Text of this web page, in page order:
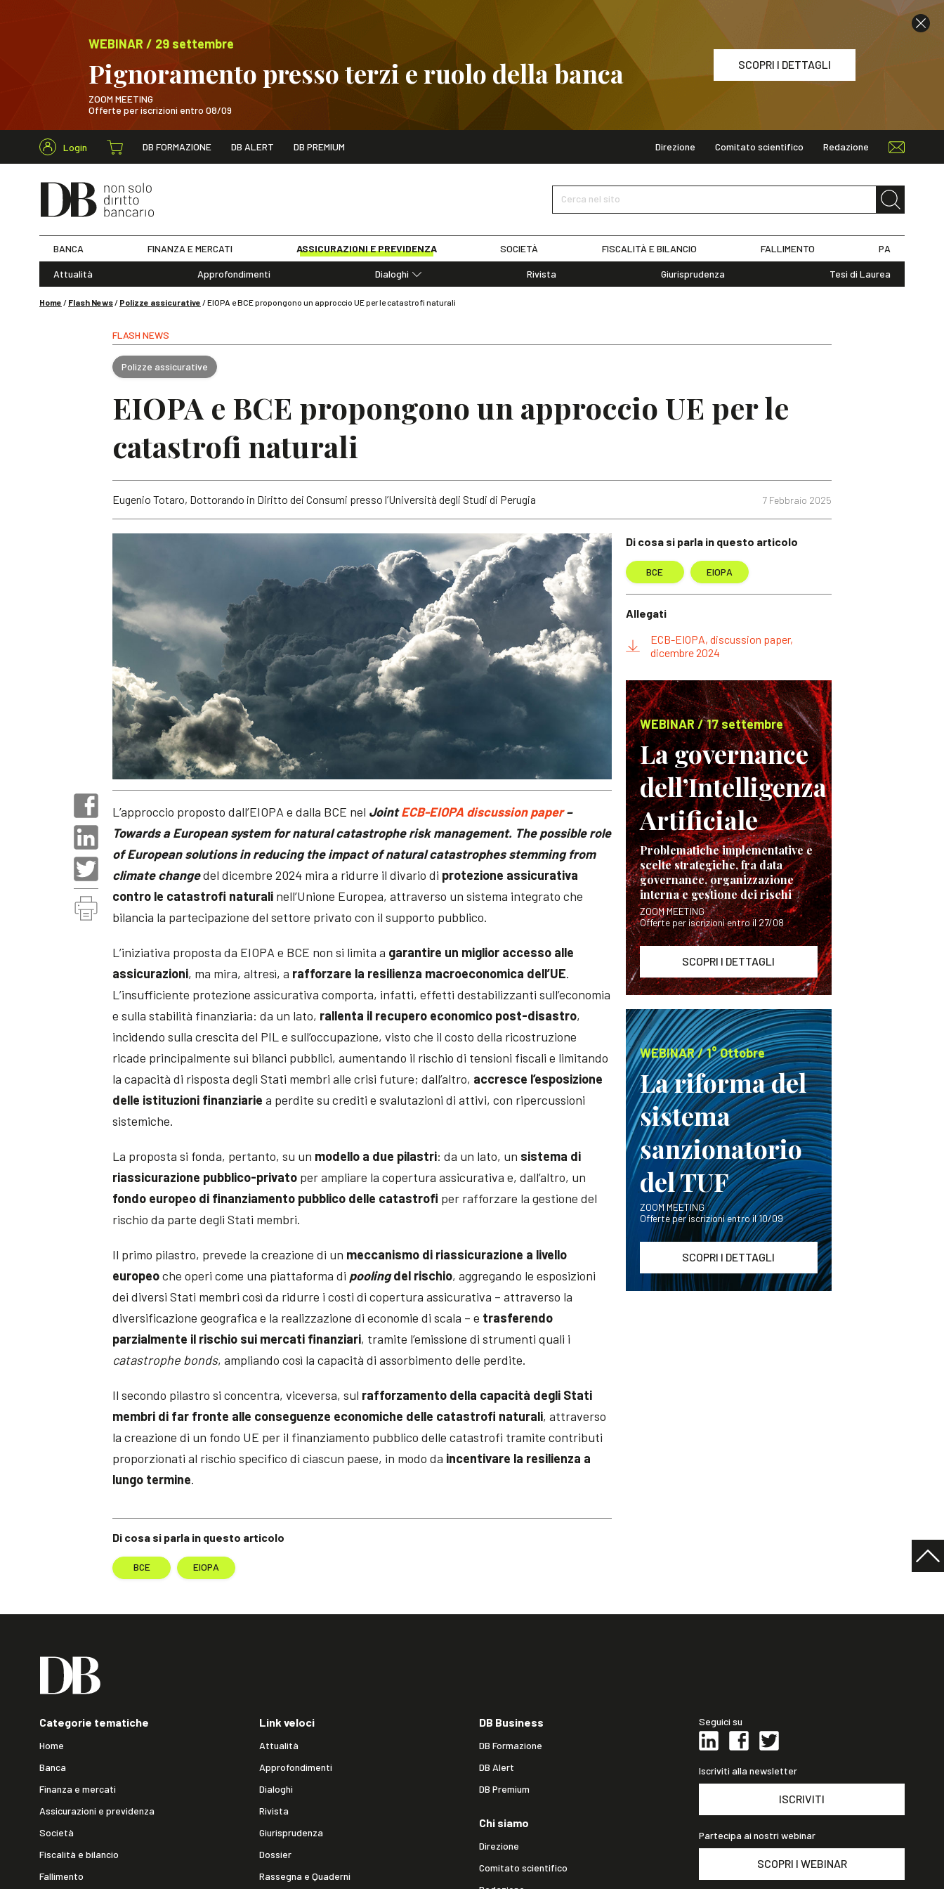
WEBINAR / 29 settembre
Pignoramento presso terzi e ruolo della banca
ZOOM MEETING
Offerte per iscrizioni entro 08/09
SCOPRI I DETTAGLI
WEBINAR / 29 settembre SCOPRI I DETTAGLI
Login DB FORMAZIONE DB ALERT DB PREMIUM Direzione Comitato scientifico Redazione
Cerca nel sito
Cerca nel sito
BANCA FINANZA E MERCATI ASSICURAZIONI E PREVIDENZA SOCIETÀ FISCALITÀ E BILANCIO FALLIMENTO PA
Attualità Approfondimenti
Dialoghi
Rivista Giurisprudenza Tesi di Laurea
Home / Flash News/ Polizze assicurative /EIOPA e BCE propongono un approccio UE per le catastrofi naturali
FLASH NEWS
Polizze assicurative
EIOPA e BCE propongono un approccio UE per le
catastrofi naturali
7 Febbraio 2025
Eugenio Totaro, Dottorando in Diritto dei Consumi presso l’Università degli Studi di Perugia
Di cosa si parla in questo articolo
BCE EIOPA
L’approccio proposto dall’EIOPA e dalla BCE nel JointECB-EIOPA discussion paper–
Towards a European system for natural catastrophe risk management. The possible role
of European solutions in reducing the impact of natural catastrophes stemming from
climate changedel dicembre 2024 mira a ridurre il divario di protezione assicurativa
contro le catastrofi naturali nell’Unione Europea, attraverso un sistema integrato che
bilancia la partecipazione del settore privato con il supporto pubblico.
L’iniziativa proposta da EIOPA e BCE non si limita a garantire un miglior accesso alle
assicurazioni, ma mira, altresì, a rafforzare la resilienza macroeconomica dell’UE.
L’insufficiente protezione assicurativa comporta, infatti, effetti destabilizzanti sull’economia
e sulla stabilità finanziaria: da un lato, rallenta il recupero economico post-disastro,
incidendo sulla crescita del PIL e sull’occupazione, visto che il costo della ricostruzione
ricade principalmente sui bilanci pubblici, aumentando il rischio di tensioni fiscali e limitando
la capacità di risposta degli Stati membri alle crisi future; dall’altro, accresce l’esposizione
delle istituzioni finanziarie a perdite su crediti e svalutazioni di attivi, con ripercussioni
sistemiche.
La proposta si fonda, pertanto, su un modello a due pilastri: da un lato, un sistema di
riassicurazione pubblico-privato per ampliare la copertura assicurativa e, dall’altro, un
fondo europeo di finanziamento pubblico delle catastrofi per rafforzare la gestione del
rischio da parte degli Stati membri.
Il primo pilastro, prevede la creazione di un meccanismo di riassicurazione a livello
europeoche operi come una piattaforma di poolingdel rischio, aggregando le esposizioni
dei diversi Stati membri così da ridurre i costi di copertura assicurativa – attraverso la
diversificazione geografica e la realizzazione di economie di scala – e trasferendo
parzialmente il rischio sui mercati finanziari, tramite l’emissione di strumenti quali i
catastrophe bonds, ampliando così la capacità di assorbimento delle perdite.
Il secondo pilastro si concentra, viceversa, sul rafforzamento della capacità degli Stati
membri di far fronte alle conseguenze economiche delle catastrofi naturali, attraverso
la creazione di un fondo UE per il finanziamento pubblico delle catastrofi tramite contributi
proporzionati al rischio specifico di ciascun paese, in modo da incentivare la resilienza a
lungo termine.
Di cosa si parla in questo articolo
BCE EIOPA
Allegati
ECB-EIOPA, discussion paper,
dicembre 2024
WEBINAR / 17 settembre
La governance
dell’Intelligenza
Artificiale
Problematiche implementative e
scelte strategiche, fra data
governance, organizzazione
interna e gestione dei rischi
ZOOM MEETING
Offerte per iscrizioni entro il 27/08
SCOPRI I DETTAGLI
WEBINAR / 1° Ottobre
La riforma del
sistema
sanzionatorio
del TUF
ZOOM MEETING
Offerte per iscrizioni entro il 10/09
SCOPRI I DETTAGLI
Categorie tematiche
Home
Banca
Finanza e mercati
Assicurazioni e previdenza
Società
Fiscalità e bilancio
Fallimento
Link veloci
Attualità
Approfondimenti
Dialoghi
Rivista
Giurisprudenza
Dossier
Rassegna e Quaderni
DB Business
DB Formazione
DB Alert
DB Premium
Chi siamo
Direzione
Comitato scientifico
Seguici su
Iscriviti alla newsletter
ISCRIVITI
Partecipa ai nostri webinar
SCOPRI I WEBINAR